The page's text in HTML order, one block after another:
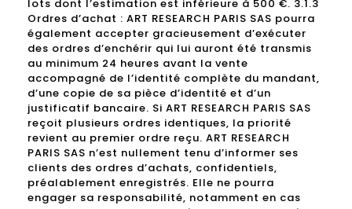
lots dont l’estimation est inférieure à 500 €. 3.1.3
Ordres d’achat : ART RESEARCH PARIS SAS pourra
également accepter gracieusement d’exécuter
des ordres d’enchérir qui lui auront été transmis
au minimum 24 heures avant la vente
accompagné de l’identité complète du mandant,
d’une copie de sa pièce d’identité et d’un
justificatif bancaire. Si ART RESEARCH PARIS SAS
reçoit plusieurs ordres identiques, la priorité
revient au premier ordre reçu. ART RESEARCH
PARIS SAS n’est nullement tenu d’informer ses
clients des ordres d’achats, confidentiels,
préalablement enregistrés. Elle ne pourra
engager sa responsabilité, notamment en cas